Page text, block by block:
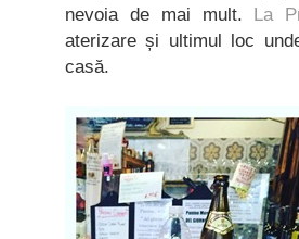
nevoia de mai mult. La
aterizare și ultimul loc
casă.